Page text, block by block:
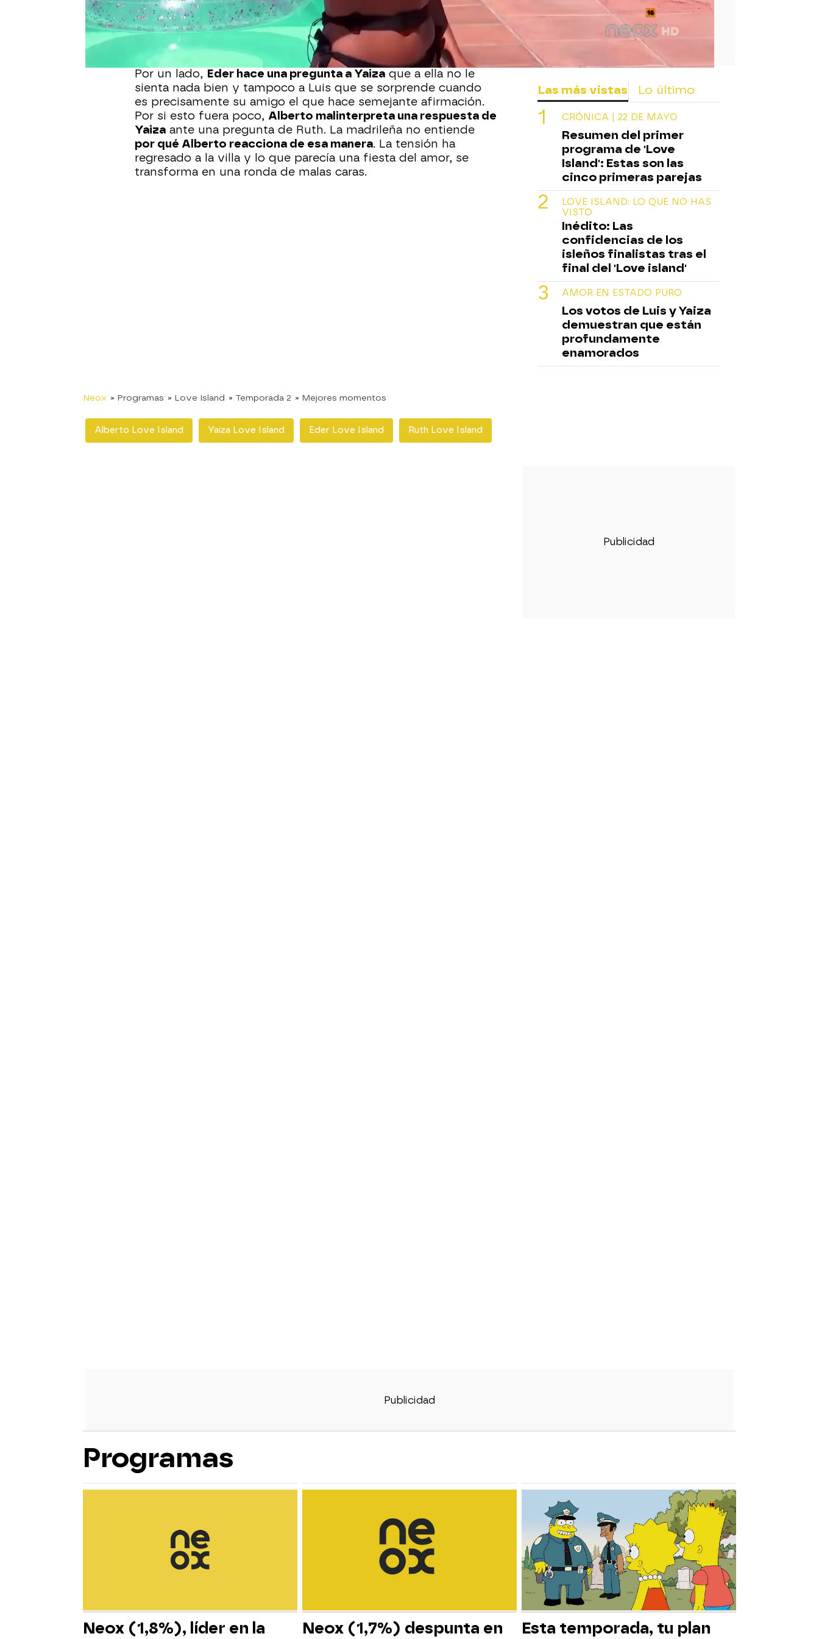
enamoramientos, sus mensajes de amor y sus dedicatorias
románticas. Sin embargo,lo que empezó como una fiesta
divertidaha terminado con malas caras y reproches entre los
isleños.
Por un lado, Eder hace una pregunta a Yaiza que a ella no le
sienta nada bien y tampoco a Luis que se sorprende cuando
es precisamente su amigo el que hace semejante afirmación.
Por si esto fuera poco, Alberto malinterpreta una respuesta de
Yaiza ante una pregunta de Ruth. La madrileña no entiende
por qué Alberto reacciona de esa manera. La tensión ha
regresado a la villa y lo que parecía una fiesta del amor, se
transforma en una ronda de malas caras.
Neox » Programas » Love Island » Temporada 2 » Mejores momentos
Alberto Love Island Yaiza Love Island Eder Love Island Ruth Love Island
Las más vistas Lo último
CRÓNICA | 22 DE MAYO
Resumen del primer
programa de 'Love
Island': Estas son las
cinco primeras parejas
LOVE ISLAND: LO QUE NO HAS
VISTO
Inédito: Las
confidencias de los
isleños finalistas tras el
final del 'Love island'
AMOR EN ESTADO PURO
Los votos de Luis y Yaiza
demuestran que están
profundamente
enamorados
Programas
Neox (1,8%), líder en la
Neox (1,7%) despunta en
Esta temporada, tu plan